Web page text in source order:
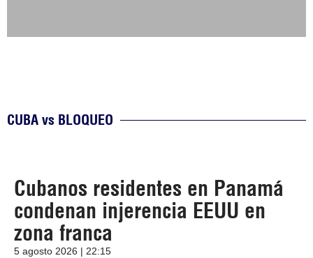
CUBA vs BLOQUEO
Cubanos residentes en Panamá
condenan injerencia EEUU en
zona franca
5 agosto 2026 | 22:15